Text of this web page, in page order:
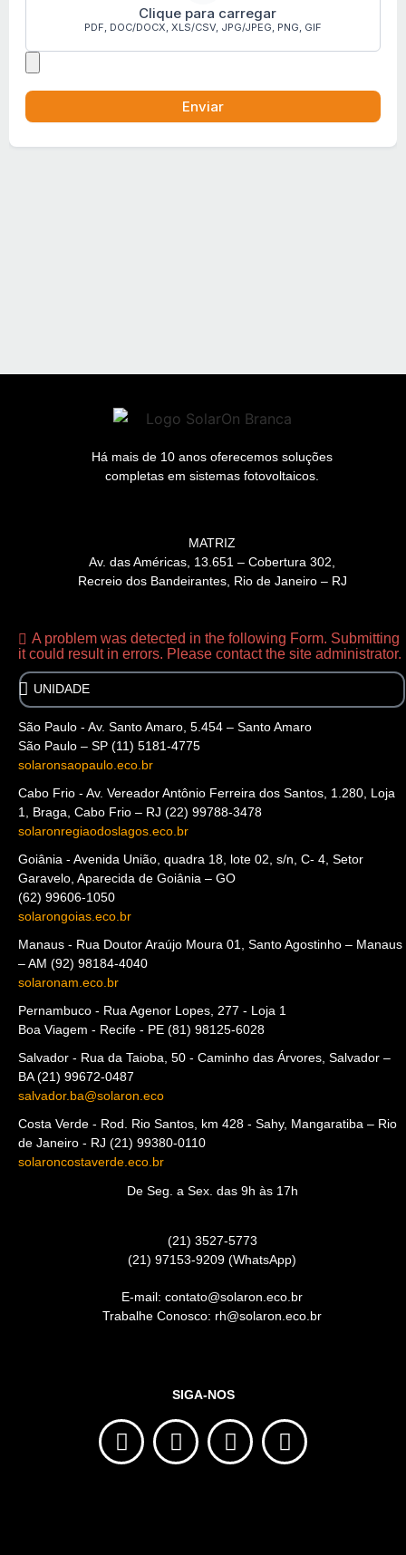
Há mais de 10 anos oferecemos soluções
completas em sistemas fotovoltaicos.
MATRIZ
Av. das Américas, 13.651 – Cobertura 302,
Recreio dos Bandeirantes, Rio de Janeiro – RJ
A problem was detected in the following Form. Submitting
it could result in errors. Please contact the site administrator.
São Paulo - Av. Santo Amaro, 5.454 – Santo Amaro
São Paulo – SP (11) 5181-4775
solaronsaopaulo.eco.br
Cabo Frio - Av. Vereador Antônio Ferreira dos Santos, 1.280, Loja
1, Braga, Cabo Frio – RJ (22) 99788-3478
solaronregiaodoslagos.eco.br
Goiânia - Avenida União, quadra 18, lote 02, s/n, C- 4, Setor
Garavelo, Aparecida de Goiânia – GO
(62) 99606-1050
solarongoias.eco.br
Manaus - Rua Doutor Araújo Moura 01, Santo Agostinho – Manaus
– AM (92) 98184-4040
solaronam.eco.br
Pernambuco - Rua Agenor Lopes, 277 - Loja 1
Boa Viagem - Recife - PE (81) 98125-6028
Salvador - Rua da Taioba, 50 - Caminho das Árvores, Salvador –
BA (21) 99672-0487
salvador.ba@solaron.eco
Costa Verde - Rod. Rio Santos, km 428 - Sahy, Mangaratiba – Rio
de Janeiro - RJ (21) 99380-0110
solaroncostaverde.eco.br
De Seg. a Sex. das 9h às 17h
(21) 3527-5773
(21) 97153-9209 (WhatsApp)
E-mail: contato@solaron.eco.br
Trabalhe Conosco: rh@solaron.eco.br
SIGA-NOS